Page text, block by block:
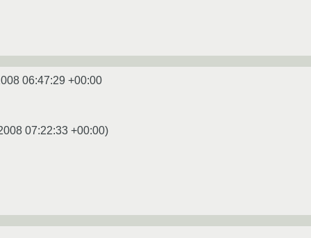
06:47:29 +00:00
07:22:33 +00:00)